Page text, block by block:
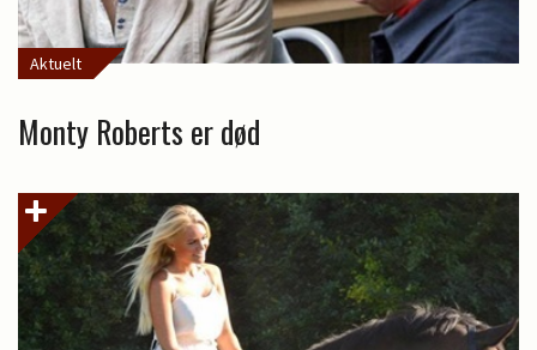
Aktuelt
Monty Roberts er død